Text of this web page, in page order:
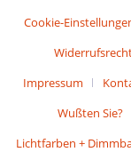
Cookie-
Impressum
Wußten Sie?
Lichtfarben +